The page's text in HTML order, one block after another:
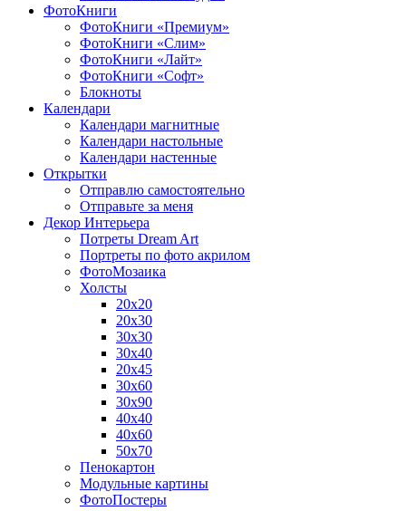
ФотоКниги
ФотоКниги «Премиум»
ФотоКниги «Слим»
ФотоКниги «Лайт»
ФотоКниги «Софт»
Блокноты
Календари
Календари магнитные
Календари настольные
Календари настенные
Открытки
Отправлю самостоятельно
Отправьте за меня
Декор Интерьера
Потреты Dream Art
Портреты по фото акрилом
ФотоМозаика
Холсты
20х20
20х30
30х30
30х40
20х45
30х60
30х90
40х40
40х60
50х70
Пенокартон
Модульные картины
ФотоПостеры